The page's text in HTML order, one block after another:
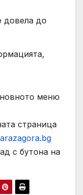
довела до
меню
страница
с бутона на